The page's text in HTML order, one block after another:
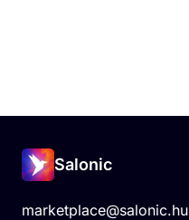
Salonic
marketplace@salonic.hu